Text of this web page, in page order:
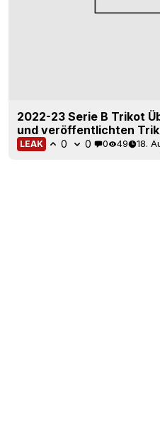
2022-23 Serie B Trikot
und veröffentlichten
LEAK 0 0 0 49 18.